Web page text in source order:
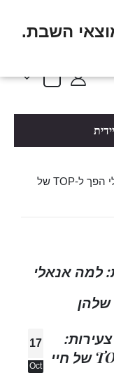
סל קניות
מיידית
הסוד הלוהט של שתי צעירות: למה אנאלי הפך ל-TOP של
למה אנאלי
17
Oct
למה אנאלי הפך ל-TOP של חיי
השבת.